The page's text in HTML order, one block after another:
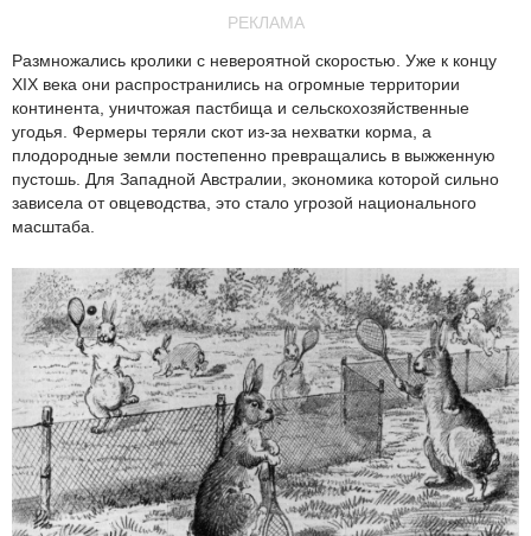
РЕКЛАМА
Размножались кролики с невероятной скоростью. Уже к концу
XIX века они распространились на огромные территории
континента, уничтожая пастбища и сельскохозяйственные
угодья. Фермеры теряли скот из-за нехватки корма, а
плодородные земли постепенно превращались в выжженную
пустошь. Для Западной Австралии, экономика которой сильно
зависела от овцеводства, это стало угрозой национального
масштаба.